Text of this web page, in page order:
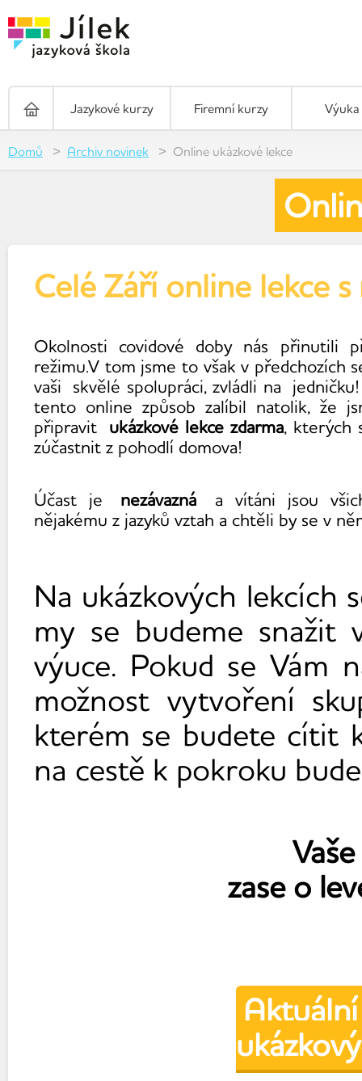
Jazykové kurzy Firemní kurzy
Domů Archiv novinek Online ukázkové lekce
Celé Září online lekce s
Okolnosti covidové doby nás přinutili
režimu.V tom jsme to však v předchozích
vaši skvělé spolupráci, zvládli na
tento online způsob zalíbil natolik, že
připravit ukázkové lekce zdarma, kterých
zúčastnit z pohodlí domova!
Účast je nezávazná a vítáni jsou
nějakému z jazyků vztah a chtěli by se v
Na ukázkových lekcích
my se budeme snažit
výuce. Pokud se Vám
možnost vytvoření
kterém se budete cítit
na cestě k pokroku
Vaše
zase o